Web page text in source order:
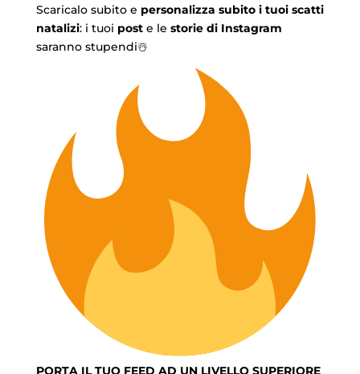
Scaricalo subito e personalizza subito i tuoi scatti
natalizi: i tuoi poste le storie di Instagram
saranno stupendi☃️
PORTA IL TUO FEED AD UN LIVELLO SUPERIORE